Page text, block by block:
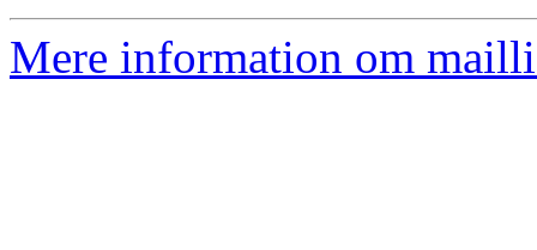
Mere information om